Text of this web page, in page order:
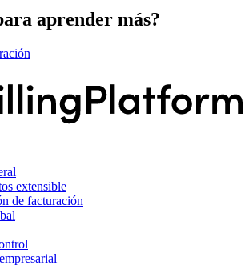
aprender más?
extensible
de facturación